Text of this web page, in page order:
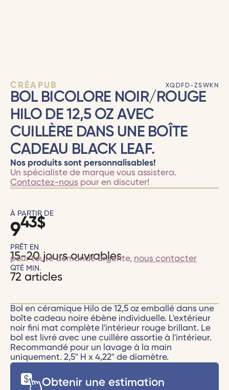
CRÉAPUB XQDFD-ZSWKN
BOL BICOLORE NOIR/ROUGE
HILO DE 12,5 OZ AVEC
CUILLÈRE DANS UNE BOÎTE
CADEAU BLACK LEAF.
Nos produits sont personnalisables!
Un spécialiste de marque vous assistera.
Contactez-nouspour en discuter!
À PARTIR DE
943$
PRÊT EN
15-20 jours ouvrables
pour toute demande urgente, nous contacter
QTÉ MIN.
72 articles
Bol en céramique Hilo de 12,5 oz emballé dans une
boîte cadeau noire ébène individuelle. L'extérieur
noir fini mat complète l'intérieur rouge brillant. Le
bol est livré avec une cuillère assortie à l'intérieur.
Recommandé pour un lavage à la main
uniquement. 2,5" H x 4,22" de diamètre.
Obtenir une estimation